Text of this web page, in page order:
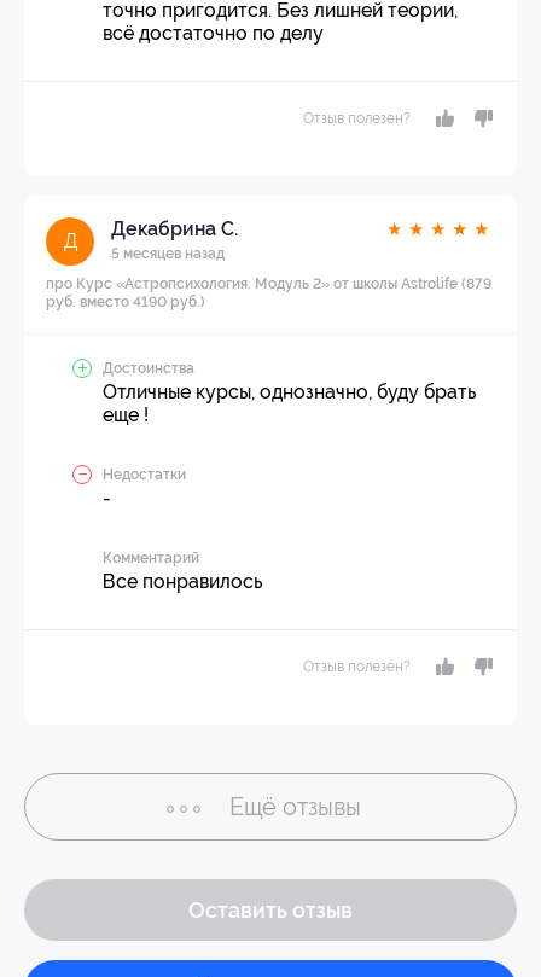
точно пригодится. Без лишней теории,
всё достаточно по делу
Отзыв полезен?
Д
Декабрина С.
5 месяцев назад
★ ★ ★ ★ ★
про Курс «Астропсихология. Модуль 2» от школы Astrolife (879
руб. вместо 4190 руб.)
Достоинства
Отличные курсы, однозначно, буду брать
еще !
Недостатки
-
Комментарий
Все понравилось
Отзыв полезен?
Ещё отзывы
Оставить отзыв